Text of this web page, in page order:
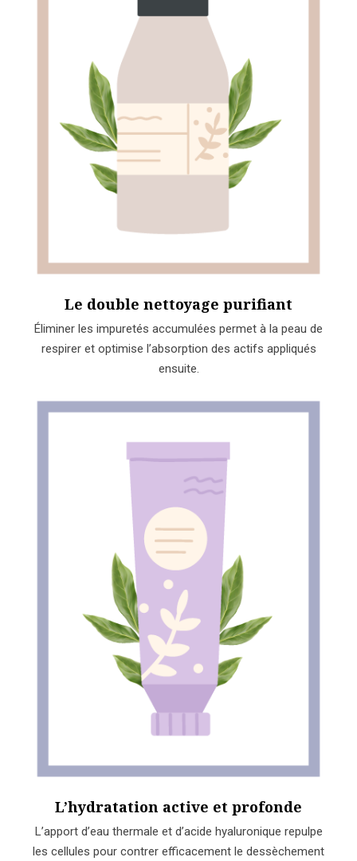
Le double nettoyage purifiant
Éliminer les impuretés accumulées permet à la peau de
respirer et optimise l’absorption des actifs appliqués
ensuite.
L’hydratation active et profonde
L’apport d’eau thermale et d’acide hyaluronique repulpe
les cellules pour contrer efficacement le dessèchement